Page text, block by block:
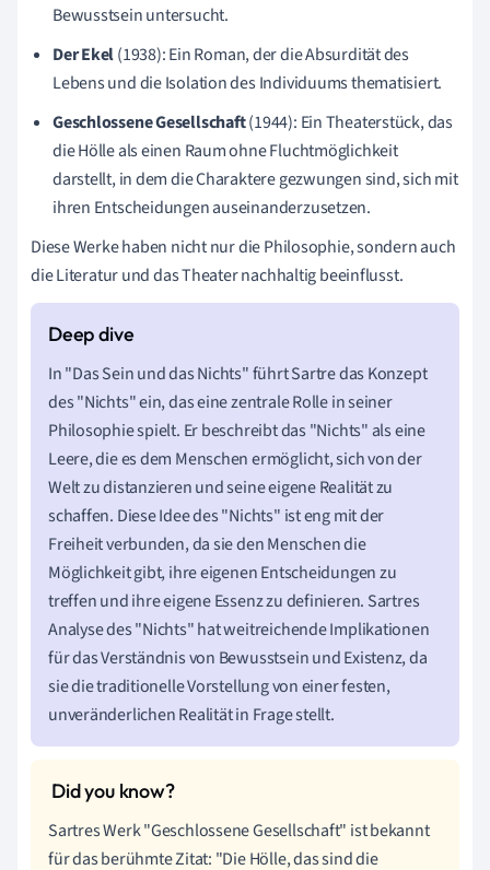
Bewusstsein untersucht.
Der Ekel(1938): Ein Roman, der die Absurdität des
Lebens und die Isolation des Individuums thematisiert.
Geschlossene Gesellschaft(1944): Ein Theaterstück, das
die Hölle als einen Raum ohne Fluchtmöglichkeit
darstellt, in dem die Charaktere gezwungen sind, sich mit
ihren Entscheidungen auseinanderzusetzen.
Diese Werke haben nicht nur die Philosophie, sondern auch
die Literatur und das Theater nachhaltig beeinflusst.
In "Das Sein und das Nichts" führt Sartre das Konzept
des "Nichts" ein, das eine zentrale Rolle in seiner
Philosophie spielt. Er beschreibt das "Nichts" als eine
Leere, die es dem Menschen ermöglicht, sich von der
Welt zu distanzieren und seine eigene Realität zu
schaffen. Diese Idee des "Nichts" ist eng mit der
Freiheit verbunden, da sie den Menschen die
Möglichkeit gibt, ihre eigenen Entscheidungen zu
treffen und ihre eigene Essenz zu definieren. Sartres
Analyse des "Nichts" hat weitreichende Implikationen
für das Verständnis von Bewusstsein und Existenz, da
sie die traditionelle Vorstellung von einer festen,
unveränderlichen Realität in Frage stellt.
Sartres Werk "Geschlossene Gesellschaft" ist bekannt
für das berühmte Zitat: "Die Hölle, das sind die